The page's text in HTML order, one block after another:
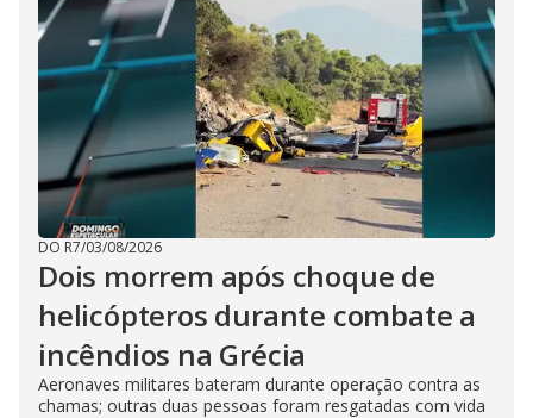
DO R7/03/08/2026
Dois morrem após choque de
helicópteros durante combate a
incêndios na Grécia
Aeronaves militares bateram durante operação contra as
chamas; outras duas pessoas foram resgatadas com vida